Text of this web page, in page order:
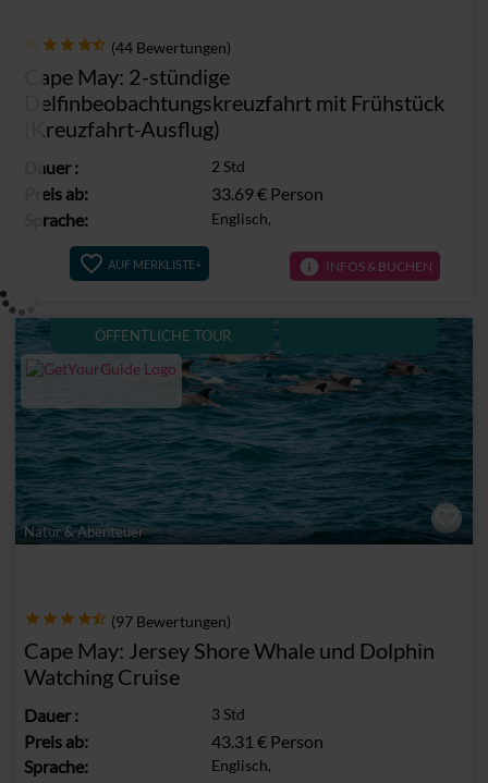
(44 Bewertungen)
Cape May: 2-stündige
Delfinbeobachtungskreuzfahrt mit Frühstück
(Kreuzfahrt-Ausflug)
Sprache:
Dauer:
Preis ab:
Englisch,
2 Std
33.69 € Person
AUF MERKLISTE+ info INFOS & BUCHEN
Natur & Abenteuer
(97 Bewertungen)
Cape May: Jersey Shore Whale und Dolphin
Watching Cruise
Sprache:
Dauer:
Preis ab:
Englisch,
3 Std
43.31 € Person
ÖFFENTLICHE TOUR